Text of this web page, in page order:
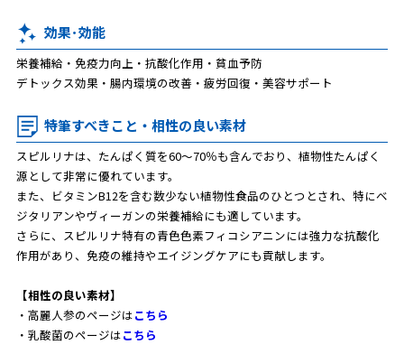
効果･効能
栄養補給・免疫力向上・抗酸化作用・貧血予防
デトックス効果・腸内環境の改善・疲労回復・美容サポート
特筆すべきこと・相性の良い素材
スピルリナは、たんぱく質を60〜70％も含んでおり、植物性たんぱく
源として非常に優れています。
また、ビタミンB12を含む数少ない植物性食品のひとつとされ、特にベ
ジタリアンやヴィーガンの栄養補給にも適しています。
さらに、スピルリナ特有の青色色素フィコシアニンには強力な抗酸化
作用があり、免疫の維持やエイジングケアにも貢献します。
【相性の良い素材】
・高麗人参のページはこちら
・乳酸菌のページはこちら